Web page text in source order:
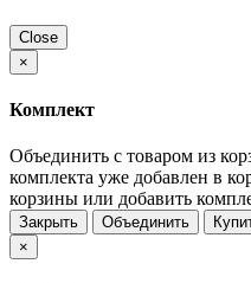
Close
×
Комплект
Объединить с товаром из
комплекта уже добавлен в
корзины или добавить
Закрыть Объединить
×